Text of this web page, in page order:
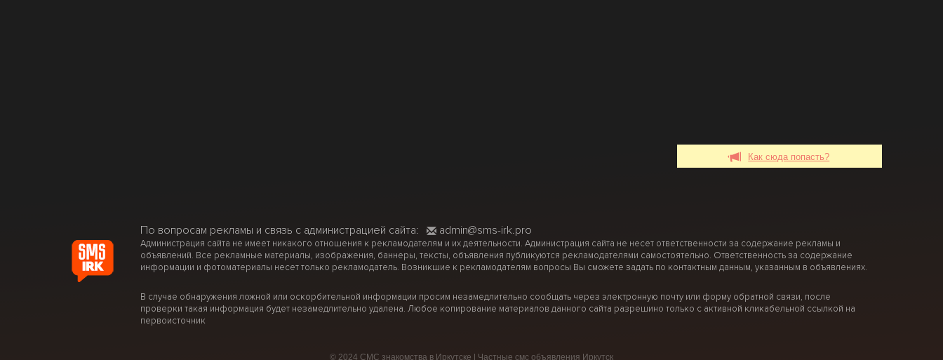
Как сюда попасть?
По вопросам рекламы и связь с администрацией сайта: admin@sms-irk.pro
Администрация сайта не имеет никакого отношения к рекламодателям и их деятельности. Администрация сайта не несет ответственности за содержание рекламы и
объявлений. Все рекламные материалы, изображения, баннеры, тексты, объявления публикуются рекламодателями самостоятельно. Ответственность за содержание
информации и фотоматериалы несет только рекламодатель. Возникшие к рекламодателям вопросы Вы сможете задать по контактным данным, указанным в объявлениях.
В случае обнаружения ложной или оскорбительной информации просим незамедлительно сообщать через электронную почту или форму обратной связи, после
проверки такая информация будет незамедлительно удалена. Любое копирование материалов данного сайта разрешино только с активной кликабельной ссылкой на
первоисточник
© 2024 СМС знакомства в Иркутске | Частные смс объявления Иркутск